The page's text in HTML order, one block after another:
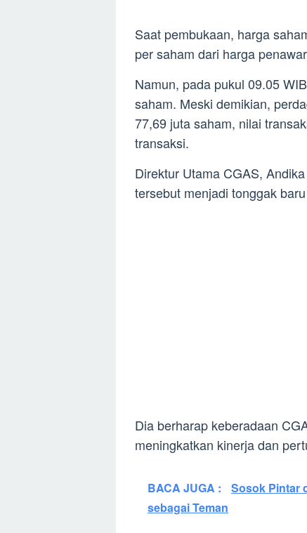
Saat pembukaan, harga
per saham dari harga
Namun, pada pukul 09.05
saham. Meski demikian,
77,69 juta saham, nilai
transaksi.
Direktur Utama CGAS,
tersebut menjadi tonggak
Dia berharap keberadaan
meningkatkan kinerja dan
BACA JUGA :
Sosok Pintar
sebagai Teman